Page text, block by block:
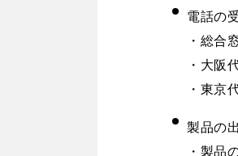
電話の
・総
・大阪
・東京
製品の
・製品